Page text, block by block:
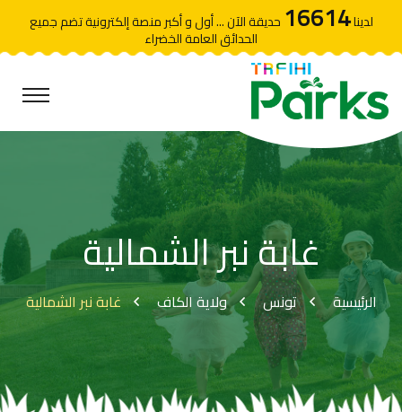
لدينا16614 حديقة الآن ... أول و أكبر منصة إلكترونية تضم جميع
الحدائق العامة الخضراء
غابة نبر الشمالية
الرئيسية تونس ولاية الكاف غابة نبر الشمالية